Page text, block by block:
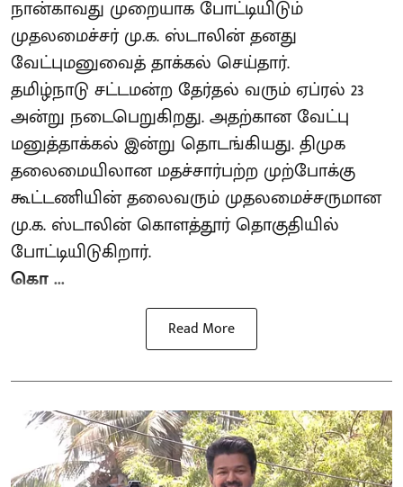
நான்காவது முறையாக போட்டியிடும்
முதலமைச்சர் மு.க. ஸ்டாலின் தனது
வேட்புமனுவைத் தாக்கல் செய்தார்.
தமிழ்நாடு சட்டமன்ற தேர்தல் வரும் ஏப்ரல் 23
அன்று நடைபெறுகிறது. அதற்கான வேட்பு
மனுத்தாக்கல் இன்று தொடங்கியது. திமுக
தலைமையிலான மதச்சார்பற்ற முற்போக்கு
கூட்டணியின் தலைவரும் முதலமைச்சருமான
மு.க. ஸ்டாலின் கொளத்தூர் தொகுதியில்
போட்டியிடுகிறார்.
கொ ...
Read More